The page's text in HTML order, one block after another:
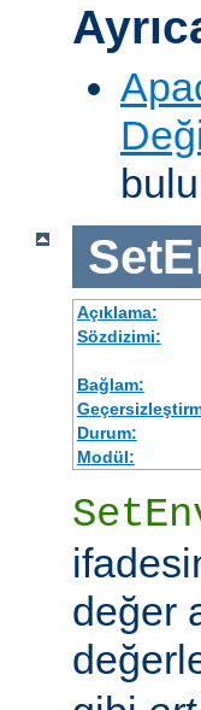
Açıklama:
Sözdizimi:
Bağlam:
Durum:
Modül:
değer